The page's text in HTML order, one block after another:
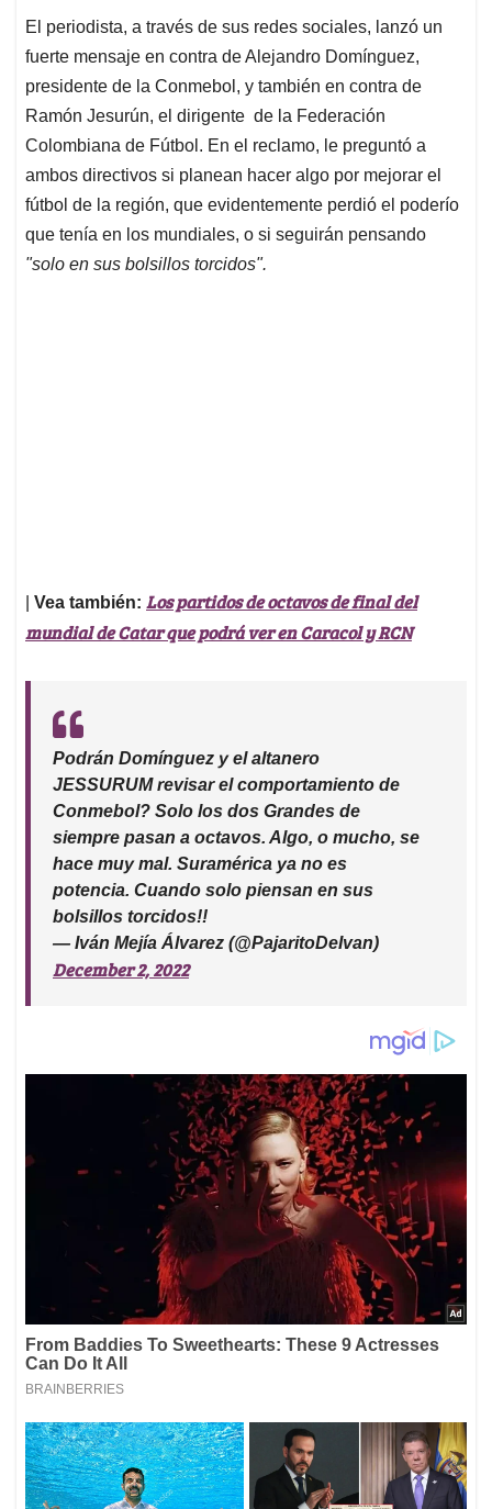
El periodista, a través de sus redes sociales, lanzó un
fuerte mensaje en contra de Alejandro Domínguez,
presidente de la Conmebol, y también en contra de
Ramón Jesurún, el dirigente de la Federación
Colombiana de Fútbol. En el reclamo, le preguntó a
ambos directivos si planean hacer algo por mejorar el
fútbol de la región, que evidentemente perdió el poderío
que tenía en los mundiales, o si seguirán pensando
"solo en sus bolsillos torcidos".
Vea también: Los partidos de octavos de final del
mundial de Catar que podrá ver en Caracol y RCN
Podrán Domínguez y el altanero
JESSURUM revisar el comportamiento de
Conmebol? Solo los dos Grandes de
siempre pasan a octavos. Algo, o mucho, se
hace muy mal. Suramérica ya no es
potencia. Cuando solo piensan en sus
bolsillos torcidos!!
— Iván Mejía Álvarez (@PajaritoDeIvan)
December 2, 2022